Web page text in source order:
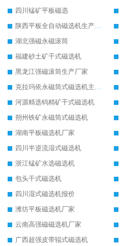
四川锰矿平板磁选
陕西平板全自动磁选机生产厂家
湖北强磁永磁滚筒
福建砂土矿干式磁选机
黑龙江强磁滚筒生产厂家
克拉玛依永磁筒式磁选机主要技术参数
河源精选钨精矿干式磁选机
朔州铁矿永磁筒式磁选机
湖南平板磁选机厂家
四川半逆流湿式磁选机
浙江锰矿水选磁选机
包头干式磁选机
四川湿式磁选机报价
潍坊平板磁选机厂家
云南高强磁磁选机厂家
广西超强皮带辊式磁选机